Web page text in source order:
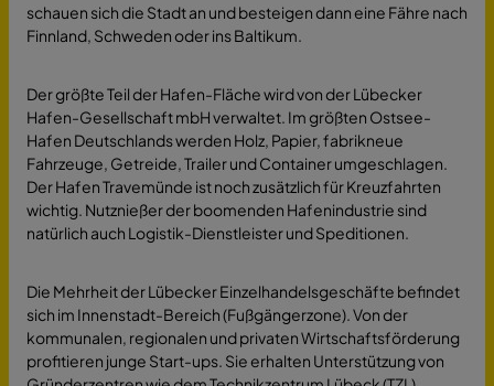
schauen sich die Stadt an und besteigen dann eine Fähre nach
Finnland, Schweden oder ins Baltikum.
Der größte Teil der Hafen-Fläche wird von der Lübecker
Hafen-Gesellschaft mbH verwaltet. Im größten Ostsee-
Hafen Deutschlands werden Holz, Papier, fabrikneue
Fahrzeuge, Getreide, Trailer und Container umgeschlagen.
Der Hafen Travemünde ist noch zusätzlich für Kreuzfahrten
wichtig. Nutznießer der boomenden Hafenindustrie sind
natürlich auch Logistik-Dienstleister und Speditionen.
Die Mehrheit der Lübecker Einzelhandelsgeschäfte befindet
sich im Innenstadt-Bereich (Fußgängerzone). Von der
kommunalen, regionalen und privaten Wirtschaftsförderung
profitieren junge Start-ups. Sie erhalten Unterstützung von